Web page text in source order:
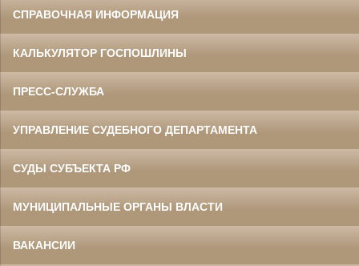
СПРАВОЧНАЯ ИНФОРМАЦИЯ
КАЛЬКУЛЯТОР ГОСПОШЛИНЫ
ПРЕСС-СЛУЖБА
УПРАВЛЕНИЕ СУДЕБНОГО ДЕПАРТАМЕНТА
СУДЫ СУБЪЕКТА РФ
МУНИЦИПАЛЬНЫЕ ОРГАНЫ ВЛАСТИ
ВАКАНСИИ